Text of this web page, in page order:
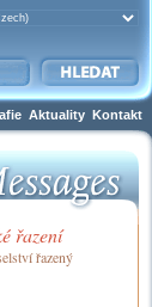
Aktuality Kontakt
řazení
řazený